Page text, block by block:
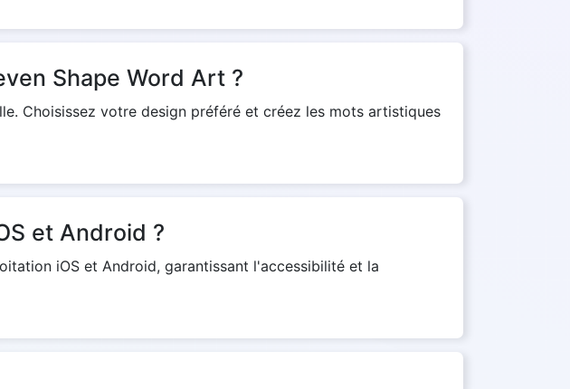
Shape Word Art ?
Choisissez votre design préféré et créez les mots artistiques
et Android ?
iOS et Android, garantissant l'accessibilité et la